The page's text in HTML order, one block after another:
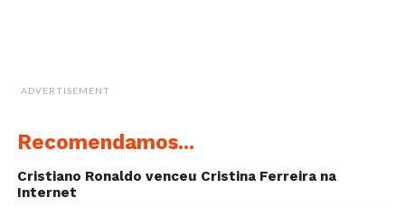
ADVERTISEMENT
Recomendamos...
Cristiano Ronaldo venceu Cristina Ferreira na
Internet